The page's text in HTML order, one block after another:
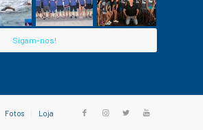
Sigam-nos!
Fotos Loja